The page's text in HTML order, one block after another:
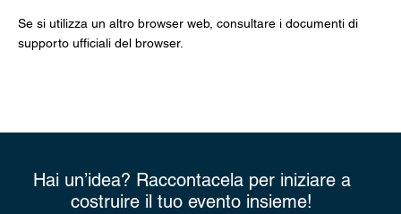
Se si utilizza un altro browser web, consultare i documenti di
supporto ufficiali del browser.
Hai un’idea? Raccontacela per iniziare a
costruire il tuo evento insieme!